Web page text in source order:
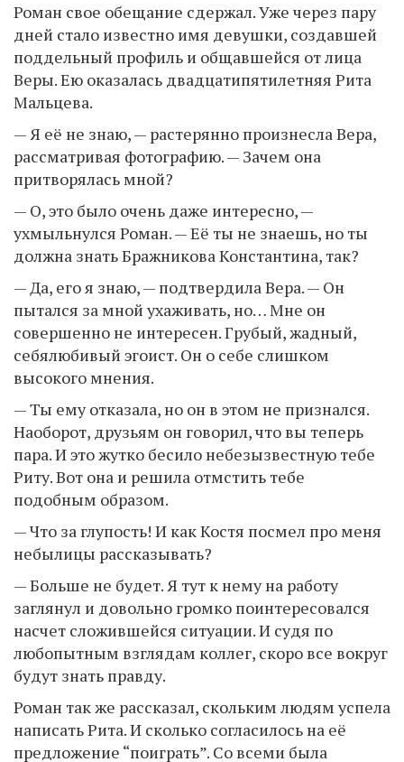
Роман свое обещание сдержал. Уже через пару
дней стало известно имя девушки, создавшей
поддельный профиль и общавшейся от лица
Веры. Ею оказалась двадцатипятилетняя Рита
Мальцева.
— Я её не знаю, — растерянно произнесла Вера,
рассматривая фотографию. — Зачем она
притворялась мной?
— О, это было очень даже интересно, —
ухмыльнулся Роман. — Её ты не знаешь, но ты
должна знать Бражникова Константина, так?
— Да, его я знаю, — подтвердила Вера. — Он
пытался за мной ухаживать, но… Мне он
совершенно не интересен. Грубый, жадный,
себялюбивый эгоист. Он о себе слишком
высокого мнения.
— Ты ему отказала, но он в этом не признался.
Наоборот, друзьям он говорил, что вы теперь
пара. И это жутко бесило небезызвестную тебе
Риту. Вот она и решила отмстить тебе
подобным образом.
— Что за глупость! И как Костя посмел про меня
небылицы рассказывать?
— Больше не будет. Я тут к нему на работу
заглянул и довольно громко поинтересовался
насчет сложившейся ситуации. И судя по
любопытным взглядам коллег, скоро все вокруг
будут знать правду.
Роман так же рассказал, скольким людям успела
написать Рита. И сколько согласилось на её
предложение “поиграть”. Со всеми была